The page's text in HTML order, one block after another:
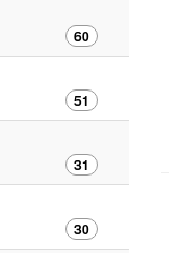
60
51
31
30